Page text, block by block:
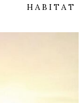
HABITAT